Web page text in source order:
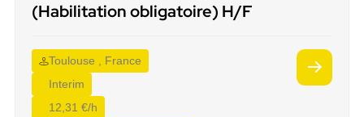
(Habilitation obligatoire) H/F
Toulouse , France
Interim
12,31 €/h